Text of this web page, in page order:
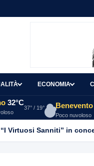
ECONOMIA
32°C
37° / 19° Benevento
Poco nuvoloso
Virtuosi Sanniti” in